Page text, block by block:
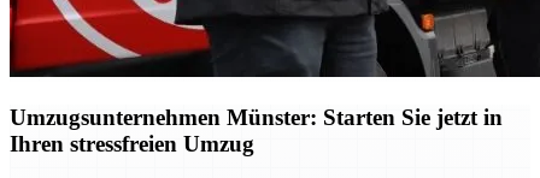
Umzugsunternehmen Münster: Starten Sie jetzt in
Ihren stressfreien Umzug